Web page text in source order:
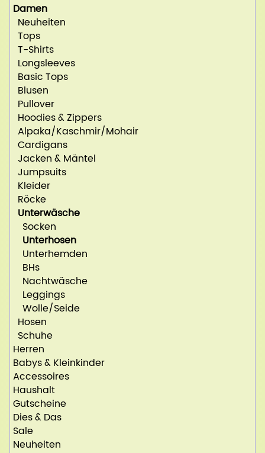
Damen
Neuheiten
Tops
T-Shirts
Longsleeves
Basic Tops
Blusen
Pullover
Hoodies & Zippers
Alpaka/Kaschmir/Mohair
Cardigans
Jacken & Mäntel
Jumpsuits
Kleider
Röcke
Unterwäsche
Socken
Unterhosen
Unterhemden
BHs
Nachtwäsche
Leggings
Wolle/Seide
Hosen
Schuhe
Herren
Babys & Kleinkinder
Accessoires
Haushalt
Gutscheine
Dies & Das
Sale
Neuheiten